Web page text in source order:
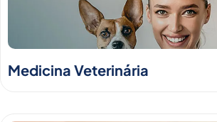
Medicina Veterinária